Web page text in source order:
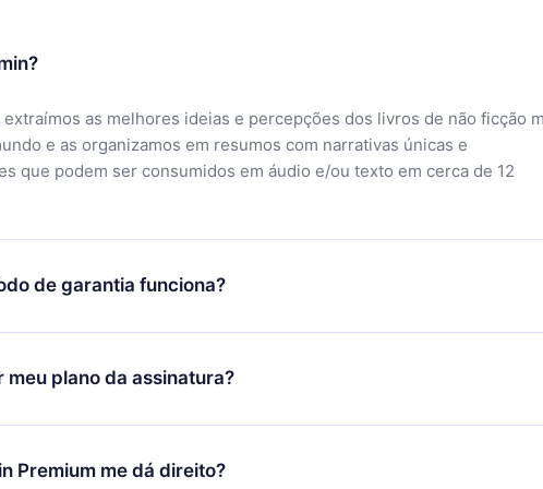
extraímos as melhores ideias e percepções dos livros de não ficção
e as organizamos em resumos com narrativas únicas e
que podem ser consumidos em áudio e/ou texto em cerca de 12
de garantia funciona?
nosso aplicativo e começar a aproveitar nossa biblioteca. Se por
satisfeito com nossa plataforma, basta entrar em contato com nossa
(contato@12min.com) em até 7 dias após a compra e solicitar o
meu plano da assinatura?
só se aplicará a partir do próximo período de cobrança. Por
decidiu mudar sua assinatura mensal para anual, após confirmar a
Premium me dá direito?